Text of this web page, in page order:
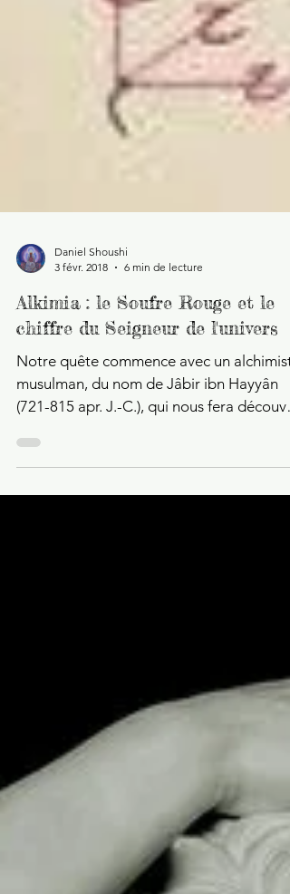
3 févr. 2018
6 min de lecture
Alkimia : le Soufre Rouge et le
chiffre du Seigneur de l'univers
Notre quête commence avec un
musulman, du nom de Jâbir ibn Hayyân
(721-815 apr. J.-C.), qui nous fera
la doctrine de...